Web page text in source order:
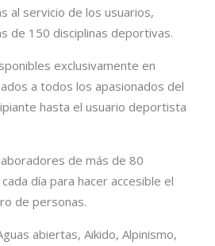
al servicio de los usuarios,
de 150 disciplinas deportivas.
exclusivamente en
a todos los apasionados del
hasta el usuario deportista
de más de 80
día para hacer accesible el
de personas.
abiertas, Aikido, Alpinismo,